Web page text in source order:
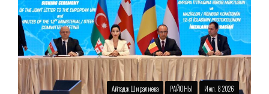
Айтадж Ширалиева РАЙОНЫ Июл. 8 2026